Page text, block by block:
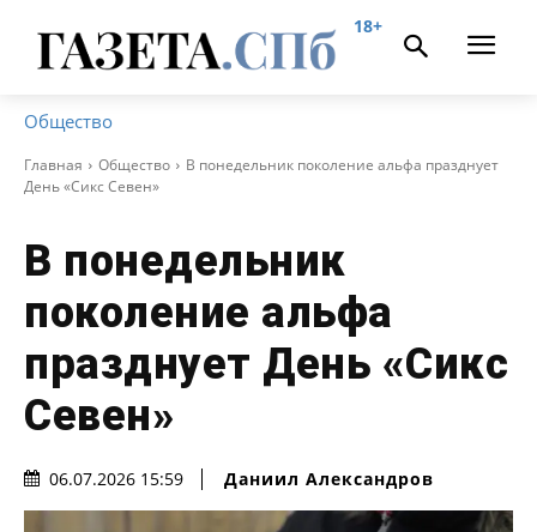
18+
Общество
Главная Общество
В понедельник поколение альфа празднует
День «Сикс Севен»
В понедельник
поколение альфа
празднует День «Сикс
Севен»
06.07.2026 15:59 Даниил Александров